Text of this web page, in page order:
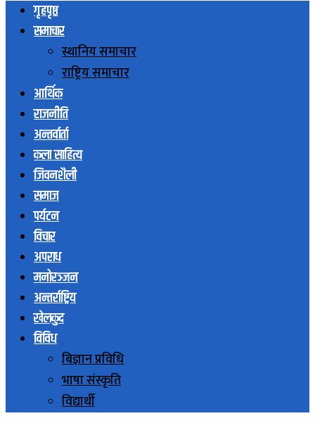
गृहपृष्ठ
समाचार
स्थानिय समाचार
राष्ट्रिय समाचार
आर्थिक
राजनीति
अन्तर्वार्ता
कला साहित्य
जिवनशैली
समाज
पर्यटन
विचार
अपराध
मनोरञ्जन
अन्तर्राष्ट्रिय
खेलकुद
विविध
बिज्ञान प्रविधि
भाषा संस्कृति
विद्यार्थी